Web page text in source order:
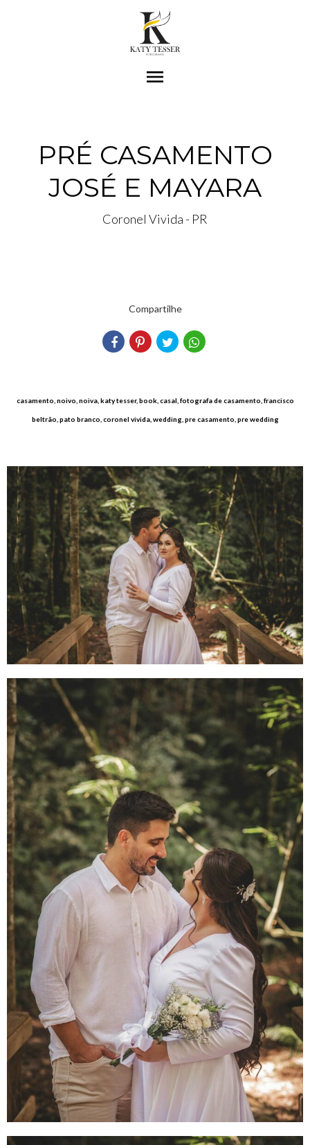
menu
PRÉ CASAMENTO
JOSÉ E MAYARA
Coronel Vivida - PR
Compartilhe
casamento, noivo, noiva, katy tesser, book, casal, fotografa de casamento, francisco
beltrão, pato branco, coronel vivida, wedding, pre casamento, pre wedding